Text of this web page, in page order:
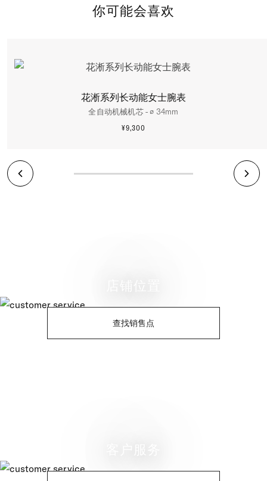
你可能会喜欢
花淅系列长动能女士腕表
全自动机械机芯 - ∅ 34mm
¥9,300
查找销售点